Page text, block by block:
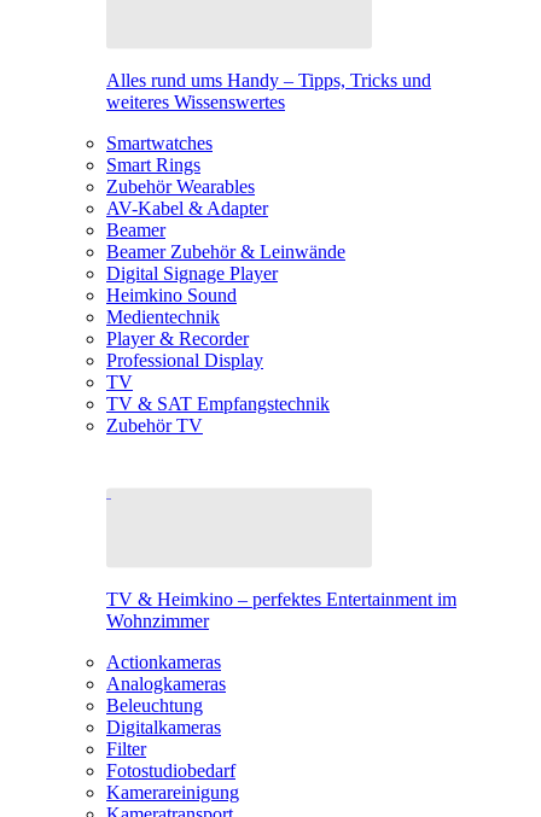
Alles rund ums Handy – Tipps, Tricks und
weiteres Wissenswertes
Smartwatches
Smart Rings
Zubehör Wearables
AV-Kabel & Adapter
Beamer
Beamer Zubehör & Leinwände
Digital Signage Player
Heimkino Sound
Medientechnik
Player & Recorder
Professional Display
TV
TV & SAT Empfangstechnik
Zubehör TV
TV & Heimkino – perfektes Entertainment im
Wohnzimmer
Actionkameras
Analogkameras
Beleuchtung
Digitalkameras
Filter
Fotostudiobedarf
Kamerareinigung